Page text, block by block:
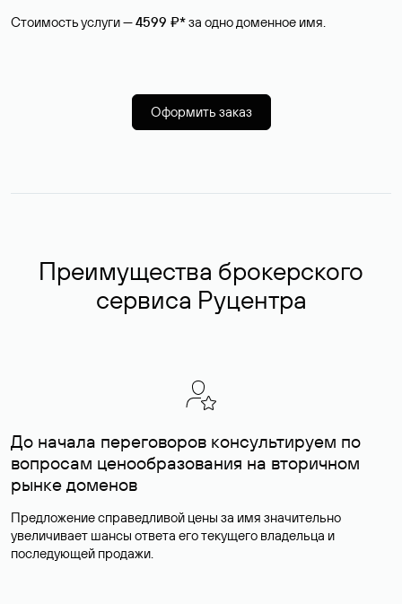
Стоимость услуги —4599 ₽*за одно доменное имя.
Оформить заказ
Преимущества брокерского
сервиса Руцентра
До начала переговоров консультируем по
вопросам ценообразования на вторичном
рынке доменов
Предложение справедливой цены за имя значительно
увеличивает шансы ответа его текущего владельца и
последующей продажи.